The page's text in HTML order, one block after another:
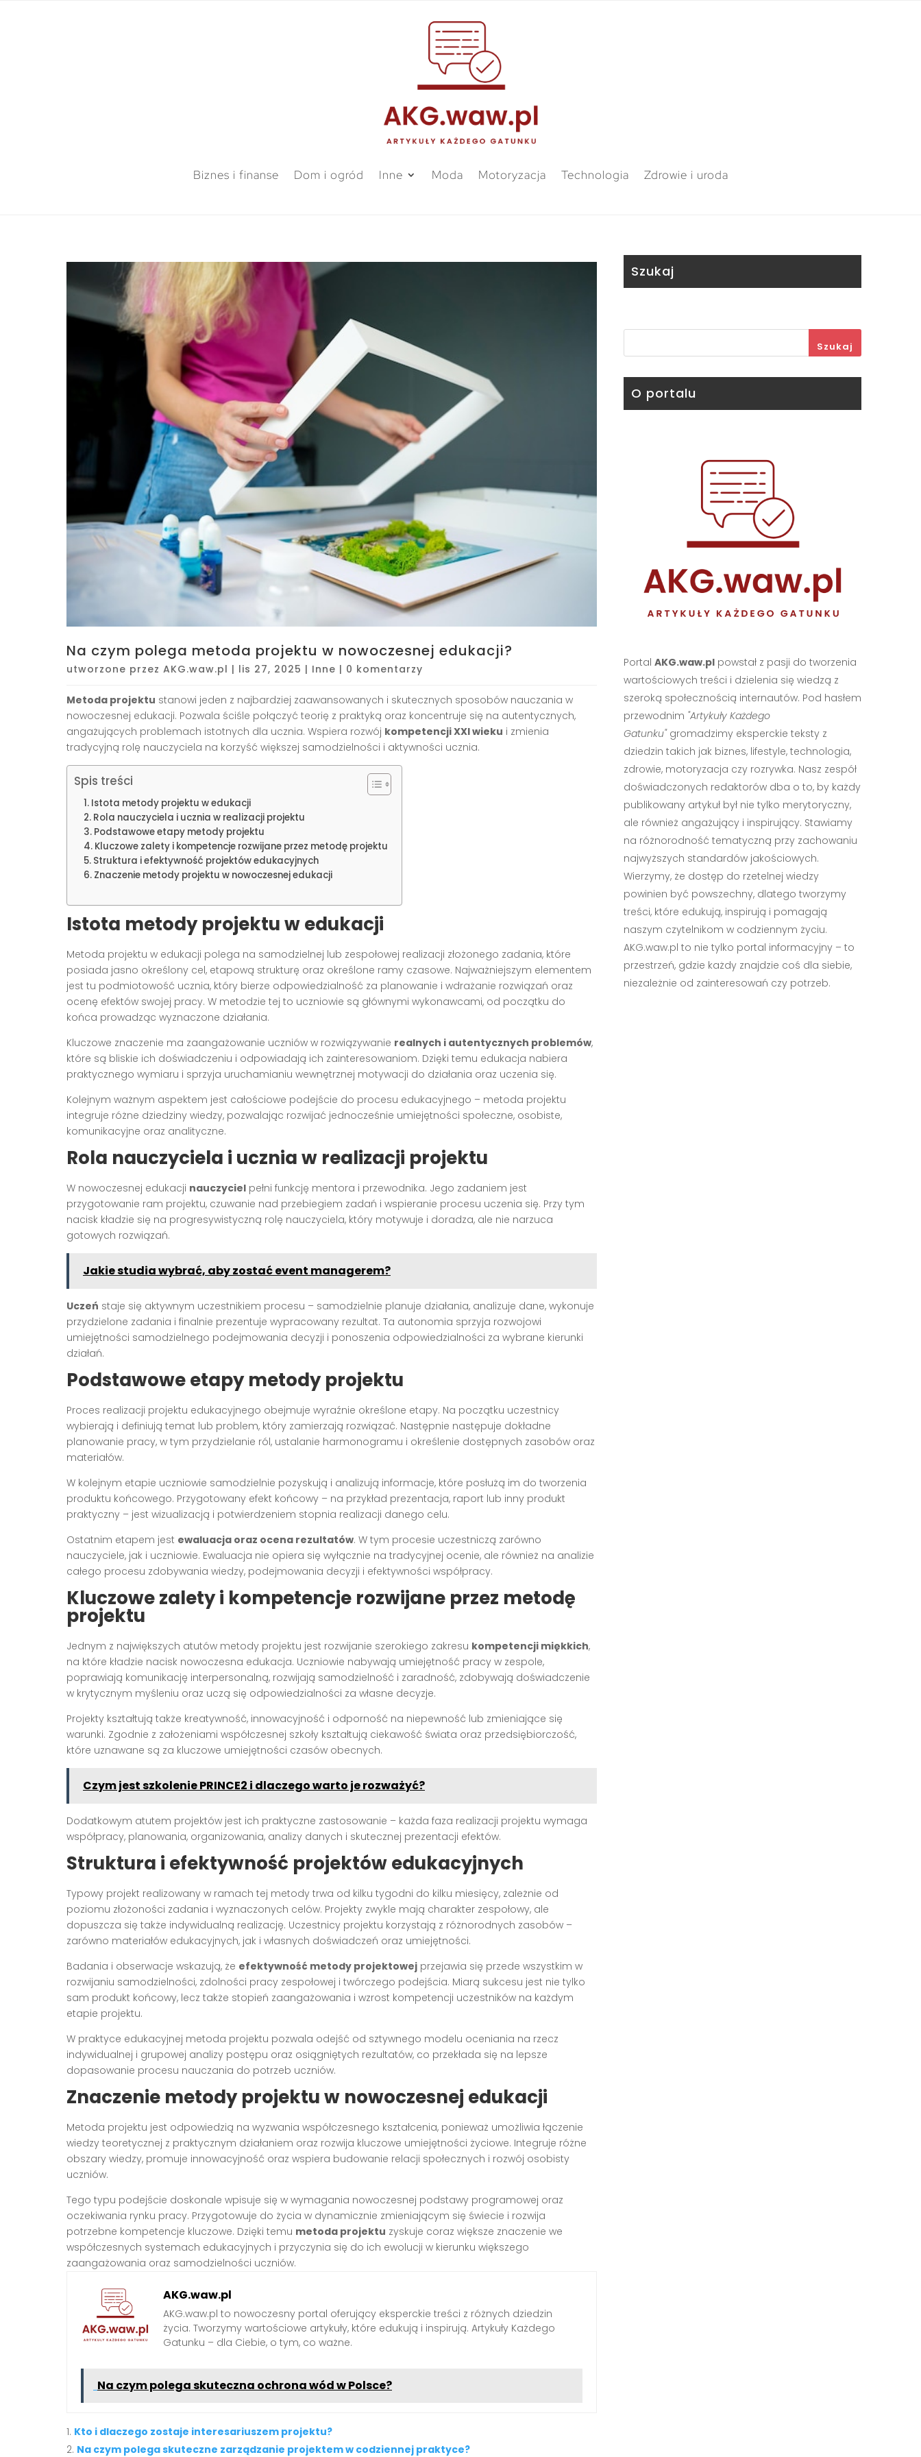
Biznes i finanse Dom i ogród Inne Moda Motoryzacja Technologia Zdrowie i uroda
Na czym polega metoda projektu w nowoczesnej edukacji?
utworzone przez AKG.waw.pl | lis 27, 2025 | Inne | 0 komentarzy
Metoda projektu stanowi jeden z najbardziej zaawansowanych i skutecznych sposobów nauczania w
nowoczesnej edukacji. Pozwala ściśle połączyć teorię z praktyką oraz koncentruje się na autentycznych,
angażujących problemach istotnych dla ucznia. Wspiera rozwój kompetencji XXI wieku i zmienia
tradycyjną rolę nauczyciela na korzyść większej samodzielności i aktywności ucznia.
Spis treści
Istota metody projektu w edukacji
Rola nauczyciela i ucznia w realizacji projektu
Podstawowe etapy metody projektu
Kluczowe zalety i kompetencje rozwijane przez metodę projektu
Struktura i efektywność projektów edukacyjnych
Znaczenie metody projektu w nowoczesnej edukacji
Istota metody projektu w edukacji
Metoda projektu w edukacji polega na samodzielnej lub zespołowej realizacji złożonego zadania, które
posiada jasno określony cel, etapową strukturę oraz określone ramy czasowe. Najważniejszym elementem
jest tu podmiotowość ucznia, który bierze odpowiedzialność za planowanie i wdrażanie rozwiązań oraz
ocenę efektów swojej pracy. W metodzie tej to uczniowie są głównymi wykonawcami, od początku do
końca prowadząc wyznaczone działania.
Kluczowe znaczenie ma zaangażowanie uczniów w rozwiązywanie realnych i autentycznych problemów,
które są bliskie ich doświadczeniu i odpowiadają ich zainteresowaniom. Dzięki temu edukacja nabiera
praktycznego wymiaru i sprzyja uruchamianiu wewnętrznej motywacji do działania oraz uczenia się.
Kolejnym ważnym aspektem jest całościowe podejście do procesu edukacyjnego – metoda projektu
integruje różne dziedziny wiedzy, pozwalając rozwijać jednocześnie umiejętności społeczne, osobiste,
komunikacyjne oraz analityczne.
Rola nauczyciela i ucznia w realizacji projektu
W nowoczesnej edukacji nauczyciel pełni funkcję mentora i przewodnika. Jego zadaniem jest
przygotowanie ram projektu, czuwanie nad przebiegiem zadań i wspieranie procesu uczenia się. Przy tym
nacisk kładzie się na progresywistyczną rolę nauczyciela, który motywuje i doradza, ale nie narzuca
gotowych rozwiązań.
Jakie studia wybrać, aby zostać event managerem?
Uczeń staje się aktywnym uczestnikiem procesu – samodzielnie planuje działania, analizuje dane, wykonuje
przydzielone zadania i finalnie prezentuje wypracowany rezultat. Ta autonomia sprzyja rozwojowi
umiejętności samodzielnego podejmowania decyzji i ponoszenia odpowiedzialności za wybrane kierunki
działań.
Podstawowe etapy metody projektu
Proces realizacji projektu edukacyjnego obejmuje wyraźnie określone etapy. Na początku uczestnicy
wybierają i definiują temat lub problem, który zamierzają rozwiązać. Następnie następuje dokładne
planowanie pracy, w tym przydzielanie ról, ustalanie harmonogramu i określenie dostępnych zasobów oraz
materiałów.
W kolejnym etapie uczniowie samodzielnie pozyskują i analizują informacje, które posłużą im do tworzenia
produktu końcowego. Przygotowany efekt końcowy – na przykład prezentacja, raport lub inny produkt
praktyczny – jest wizualizacją i potwierdzeniem stopnia realizacji danego celu.
Ostatnim etapem jest ewaluacja oraz ocena rezultatów. W tym procesie uczestniczą zarówno
nauczyciele, jak i uczniowie. Ewaluacja nie opiera się wyłącznie na tradycyjnej ocenie, ale również na analizie
całego procesu zdobywania wiedzy, podejmowania decyzji i efektywności współpracy.
Kluczowe zalety i kompetencje rozwijane przez metodę
projektu
Jednym z największych atutów metody projektu jest rozwijanie szerokiego zakresu kompetencji miękkich,
na które kładzie nacisk nowoczesna edukacja. Uczniowie nabywają umiejętność pracy w zespole,
poprawiają komunikację interpersonalną, rozwijają samodzielność i zaradność, zdobywają doświadczenie
w krytycznym myśleniu oraz uczą się odpowiedzialności za własne decyzje.
Projekty kształtują także kreatywność, innowacyjność i odporność na niepewność lub zmieniające się
warunki. Zgodnie z założeniami współczesnej szkoły kształtują ciekawość świata oraz przedsiębiorczość,
które uznawane są za kluczowe umiejętności czasów obecnych.
Czym jest szkolenie PRINCE2 i dlaczego warto je rozważyć?
Dodatkowym atutem projektów jest ich praktyczne zastosowanie – każda faza realizacji projektu wymaga
współpracy, planowania, organizowania, analizy danych i skutecznej prezentacji efektów.
Struktura i efektywność projektów edukacyjnych
Typowy projekt realizowany w ramach tej metody trwa od kilku tygodni do kilku miesięcy, zależnie od
poziomu złożoności zadania i wyznaczonych celów. Projekty zwykle mają charakter zespołowy, ale
dopuszcza się także indywidualną realizację. Uczestnicy projektu korzystają z różnorodnych zasobów –
zarówno materiałów edukacyjnych, jak i własnych doświadczeń oraz umiejętności.
Badania i obserwacje wskazują, że efektywność metody projektowej przejawia się przede wszystkim w
rozwijaniu samodzielności, zdolności pracy zespołowej i twórczego podejścia. Miarą sukcesu jest nie tylko
sam produkt końcowy, lecz także stopień zaangażowania i wzrost kompetencji uczestników na każdym
etapie projektu.
W praktyce edukacyjnej metoda projektu pozwala odejść od sztywnego modelu oceniania na rzecz
indywidualnej i grupowej analizy postępu oraz osiągniętych rezultatów, co przekłada się na lepsze
dopasowanie procesu nauczania do potrzeb uczniów.
Znaczenie metody projektu w nowoczesnej edukacji
Metoda projektu jest odpowiedzią na wyzwania współczesnego kształcenia, ponieważ umożliwia łączenie
wiedzy teoretycznej z praktycznym działaniem oraz rozwija kluczowe umiejętności życiowe. Integruje różne
obszary wiedzy, promuje innowacyjność oraz wspiera budowanie relacji społecznych i rozwój osobisty
uczniów.
Tego typu podejście doskonale wpisuje się w wymagania nowoczesnej podstawy programowej oraz
oczekiwania rynku pracy. Przygotowuje do życia w dynamicznie zmieniającym się świecie i rozwija
potrzebne kompetencje kluczowe. Dzięki temu metoda projektu zyskuje coraz większe znaczenie we
współczesnych systemach edukacyjnych i przyczynia się do ich ewolucji w kierunku większego
zaangażowania oraz samodzielności uczniów.
AKG.waw.pl
AKG.waw.pl to nowoczesny portal oferujący eksperckie treści z różnych dziedzin
życia. Tworzymy wartościowe artykuły, które edukują i inspirują. Artykuły Każdego
Gatunku – dla Ciebie, o tym, co ważne.
Na czym polega skuteczna ochrona wód w Polsce?
Kto i dlaczego zostaje interesariuszem projektu?
Na czym polega skuteczne zarządzanie projektem w codziennej praktyce?
Szukaj
Szukaj
O portalu
Portal AKG.waw.plpowstał z pasji do tworzenia
wartościowych treści i dzielenia się wiedzą z
szeroką społecznością internautów. Pod hasłem
przewodnim "Artykuły Każdego
Gatunku"gromadzimy eksperckie teksty z
dziedzin takich jak biznes, lifestyle, technologia,
zdrowie, motoryzacja czy rozrywka. Nasz zespół
doświadczonych redaktorów dba o to, by każdy
publikowany artykuł był nie tylko merytoryczny,
ale również angażujący i inspirujący. Stawiamy
na różnorodność tematyczną przy zachowaniu
najwyższych standardów jakościowych.
Wierzymy, że dostęp do rzetelnej wiedzy
powinien być powszechny, dlatego tworzymy
treści, które edukują, inspirują i pomagają
naszym czytelnikom w codziennym życiu.
AKG.waw.pl to nie tylko portal informacyjny – to
przestrzeń, gdzie każdy znajdzie coś dla siebie,
niezależnie od zainteresowań czy potrzeb.